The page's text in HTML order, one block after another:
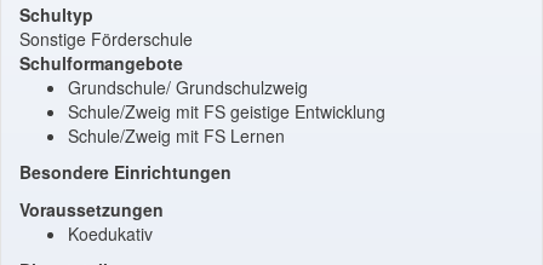
Schultyp
Sonstige Förderschule
Schulformangebote
Grundschule/ Grundschulzweig
Schule/Zweig mit FS geistige Entwicklung
Schule/Zweig mit FS Lernen
Besondere Einrichtungen
Voraussetzungen
Koedukativ